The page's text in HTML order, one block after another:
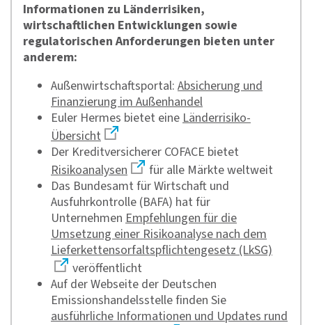
Informationen zu Länderrisiken,
wirtschaftlichen Entwicklungen sowie
regulatorischen Anforderungen bieten unter
anderem:
Außenwirtschaftsportal: Absicherung und
Finanzierung im Außenhandel
Euler Hermes bietet eine Länderrisiko-
Übersicht
Der Kreditversicherer COFACE bietet
Risikoanalysen
für alle Märkte weltweit
Das Bundesamt für Wirtschaft und
Ausfuhrkontrolle (BAFA) hat für
Unternehmen Empfehlungen für die
Umsetzung einer Risikoanalyse nach dem
Lieferkettensorfaltspflichtengesetz (LkSG)
veröffentlicht
Auf der Webseite der Deutschen
Emissionshandelsstelle finden Sie
ausführliche Informationen und Updates rund